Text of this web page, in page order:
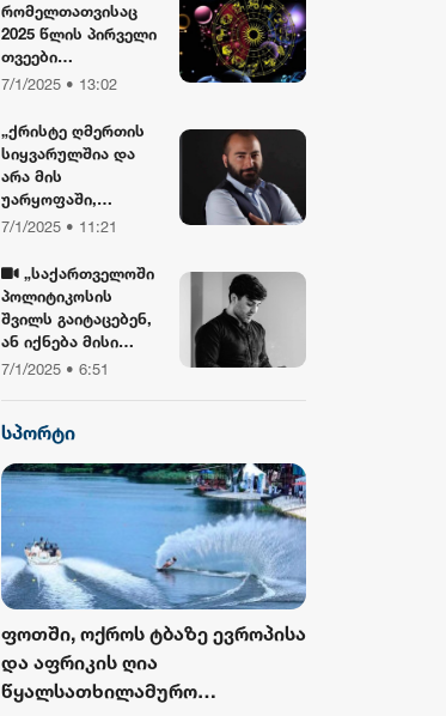
რომელთათვისაც
2025 წლის პირველი
თვეები
განსაკუთრებით
იქნება
7/1/2025 • 13:02
„ქრისტე ღმერთის
სიყვარულშია და
არა მის
უარყოფაში,
ბიბლიასთან და
გიორგი ლობჯანიძე
შობის
დღესასწაულზე
7/1/2025 • 11:21
„საქართველოში
პოლიტიკოსის
შვილს გაიტაცებენ,
ან იქნება მისი
სიკვდილი... ბანკზე
ვერტმფრენი“ -
წინასწარმეტყველე
7/1/2025 • 6:51
სპორტი
ფოთში, ოქროს ტბაზე ევროპისა
და აფრიკის ღია
წყალსათხილამურო